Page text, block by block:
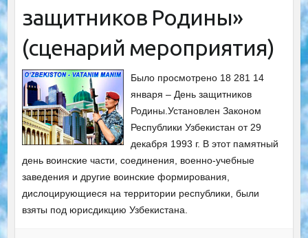
защитников Родины»
(сценарий мероприятия)
Было просмотрено 18 281 14
января – День защитников
Родины.Установлен Законом
Республики Узбекистан от 29
декабря 1993 г. В этот памятный
день воинские части, соединения, военно-учебные
заведения и другие воинские формирования,
дислоцирующиеся на территории республики, были
взяты под юрисдикцию Узбекистана.